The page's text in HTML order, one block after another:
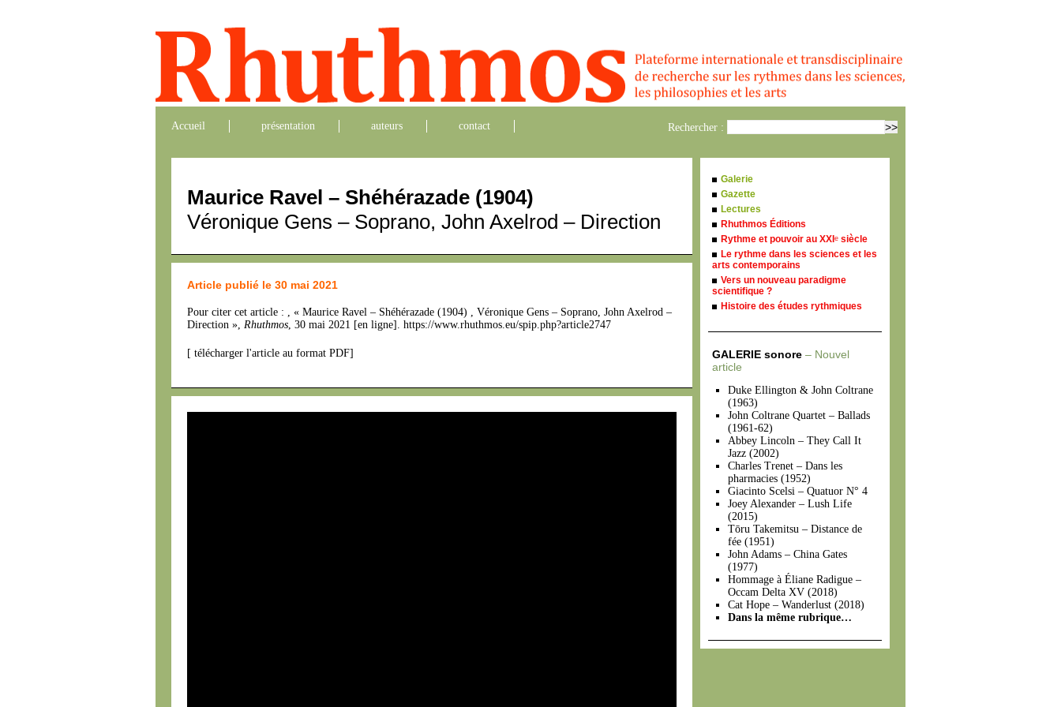
Accueil présentation auteurs contact Rechercher :
Maurice Ravel – Shéhérazade (1904)
Véronique Gens – Soprano, John Axelrod – Direction
Article publié le 30 mai 2021
Pour citer cet article : , « Maurice Ravel – Shéhérazade (1904) , Véronique Gens – Soprano, John Axelrod –
Direction », Rhuthmos, 30 mai 2021 [en ligne]. https://www.rhuthmos.eu/spip.php?article2747
[ télécharger l'article au format PDF]
Galerie
Gazette
Lectures
Rhuthmos Éditions
Rythme et pouvoir au XXI e siècle
Le rythme dans les sciences et les
arts contemporains
Vers un nouveau paradigme
scientifique ?
Histoire des études rythmiques
GALERIE sonore – Nouvel
article
Duke Ellington & John Coltrane
(1963)
John Coltrane Quartet – Ballads
(1961-62)
Abbey Lincoln – They Call It
Jazz (2002)
Charles Trenet – Dans les
pharmacies (1952)
Giacinto Scelsi – Quatuor N° 4
Joey Alexander – Lush Life
(2015)
Tōru Takemitsu – Distance de
fée (1951)
John Adams – China Gates
(1977)
Hommage à Éliane Radigue –
Occam Delta XV (2018)
Cat Hope – Wanderlust (2018)
Dans la même rubrique…